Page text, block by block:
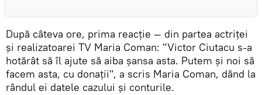
După câteva ore, prima reacție — din partea actriței
și realizatoarei TV Maria Coman: "Victor Ciutacu s-a
hotărât să îl ajute să aiba șansa asta. Putem și noi să
facem asta, cu donații", a scris Maria Coman, dând la
rândul ei datele cazului și conturile.